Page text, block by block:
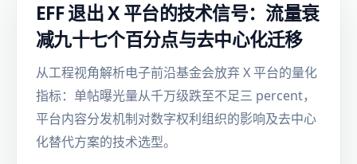
EFF 退出 X 平台的技术信号：流量衰
减九十七个百分点与去中心化迁移
从工程视角解析电子前沿基金会放弃 X 平台的量化
指标：单帖曝光量从千万级跌至不足三 percent，
平台内容分发机制对数字权利组织的影响及去中心
化替代方案的技术选型。